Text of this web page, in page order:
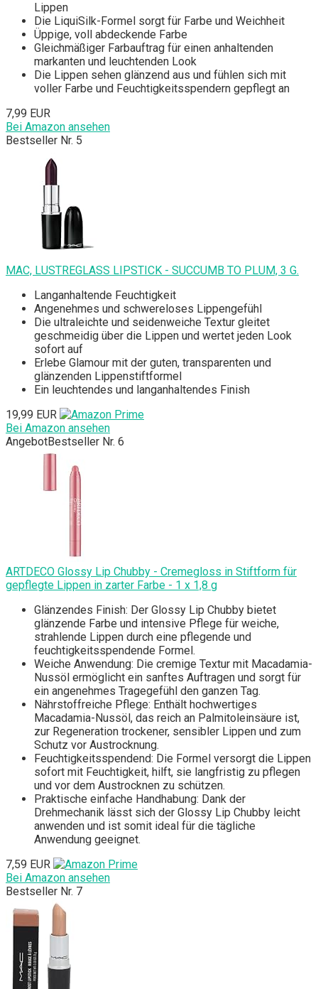
Lippen
Die LiquiSilk-Formel sorgt für Farbe und Weichheit
Üppige, voll abdeckende Farbe
Gleichmäßiger Farbauftrag für einen anhaltenden
markanten und leuchtenden Look
Die Lippen sehen glänzend aus und fühlen sich mit
voller Farbe und Feuchtigkeitsspendern gepflegt an
7,99 EUR
Bei Amazon ansehen
Bestseller Nr. 5
MAC, LUSTREGLASS LIPSTICK - SUCCUMB TO PLUM, 3 G.
Langanhaltende Feuchtigkeit
Angenehmes und schwereloses Lippengefühl
Die ultraleichte und seidenweiche Textur gleitet
geschmeidig über die Lippen und wertet jeden Look
sofort auf
Erlebe Glamour mit der guten, transparenten und
glänzenden Lippenstiftformel
Ein leuchtendes und langanhaltendes Finish
19,99 EUR
Bei Amazon ansehen
AngebotBestseller Nr. 6
ARTDECO Glossy Lip Chubby - Cremegloss in Stiftform für
gepflegte Lippen in zarter Farbe - 1 x 1,8 g
Glänzendes Finish: Der Glossy Lip Chubby bietet
glänzende Farbe und intensive Pflege für weiche,
strahlende Lippen durch eine pflegende und
feuchtigkeitsspendende Formel.
Weiche Anwendung: Die cremige Textur mit Macadamia-
Nussöl ermöglicht ein sanftes Auftragen und sorgt für
ein angenehmes Tragegefühl den ganzen Tag.
Nährstoffreiche Pflege: Enthält hochwertiges
Macadamia-Nussöl, das reich an Palmitoleinsäure ist,
zur Regeneration trockener, sensibler Lippen und zum
Schutz vor Austrocknung.
Feuchtigkeitsspendend: Die Formel versorgt die Lippen
sofort mit Feuchtigkeit, hilft, sie langfristig zu pflegen
und vor dem Austrocknen zu schützen.
Praktische einfache Handhabung: Dank der
Drehmechanik lässt sich der Glossy Lip Chubby leicht
anwenden und ist somit ideal für die tägliche
Anwendung geeignet.
7,59 EUR
Bei Amazon ansehen
Bestseller Nr. 7